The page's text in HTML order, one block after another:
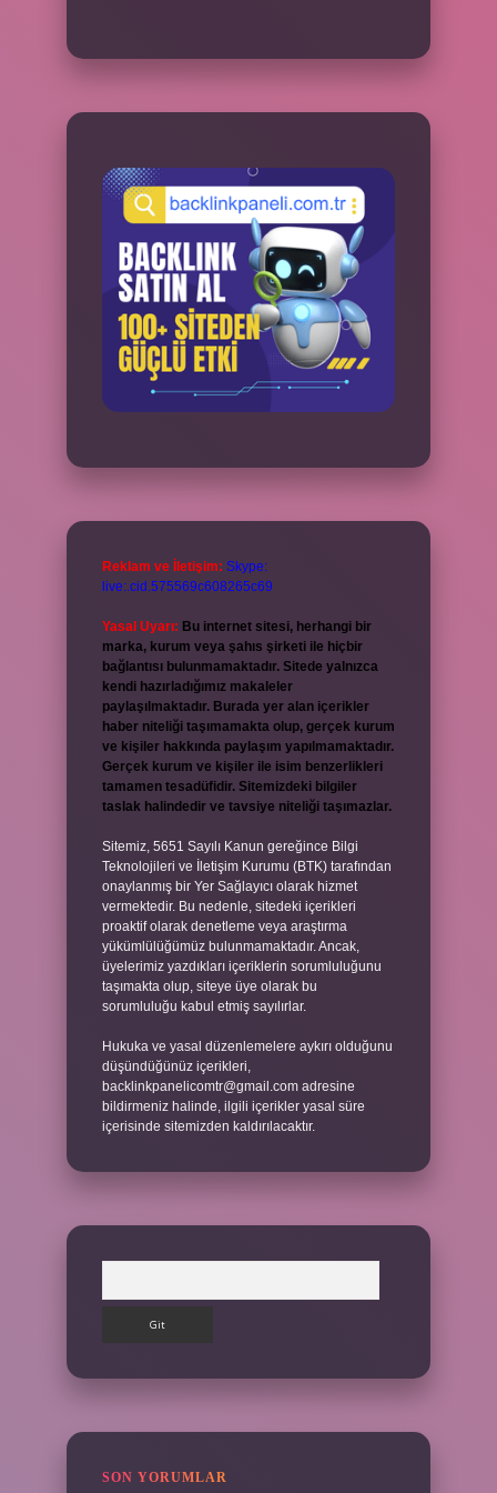
Reklam ve İletişim: Skype:
live:.cid.575569c608265c69
Yasal Uyarı: Bu internet sitesi, herhangi bir
marka, kurum veya şahıs şirketi ile hiçbir
bağlantısı bulunmamaktadır. Sitede yalnızca
kendi hazırladığımız makaleler
paylaşılmaktadır. Burada yer alan içerikler
haber niteliği taşımamakta olup, gerçek kurum
ve kişiler hakkında paylaşım yapılmamaktadır.
Gerçek kurum ve kişiler ile isim benzerlikleri
tamamen tesadüfidir. Sitemizdeki bilgiler
taslak halindedir ve tavsiye niteliği taşımazlar.
Sitemiz, 5651 Sayılı Kanun gereğince Bilgi
Teknolojileri ve İletişim Kurumu (BTK) tarafından
onaylanmış bir Yer Sağlayıcı olarak hizmet
vermektedir. Bu nedenle, sitedeki içerikleri
proaktif olarak denetleme veya araştırma
yükümlülüğümüz bulunmamaktadır. Ancak,
üyelerimiz yazdıkları içeriklerin sorumluluğunu
taşımakta olup, siteye üye olarak bu
sorumluluğu kabul etmiş sayılırlar.
Hukuka ve yasal düzenlemelere aykırı olduğunu
düşündüğünüz içerikleri,
backlinkpanelicomtr@gmail.com adresine
bildirmeniz halinde, ilgili içerikler yasal süre
içerisinde sitemizden kaldırılacaktır.
SON YORUMLAR